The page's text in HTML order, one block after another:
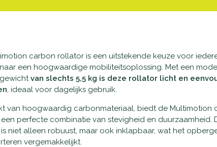
carbon rollator is een uitstekende keuze voor
een hoogwaardige mobiliteitsoplossing. Met een
van slechts 5,5 kg is deze rollator licht en
, ideaal voor dagelijks gebruik.
van hoogwaardig carbonmateriaal, biedt de Multimotion
perfecte combinatie van stevigheid en duurzaamheid.
niet alleen robuust, maar ook inklapbaar, wat het
vergemakkelijkt.